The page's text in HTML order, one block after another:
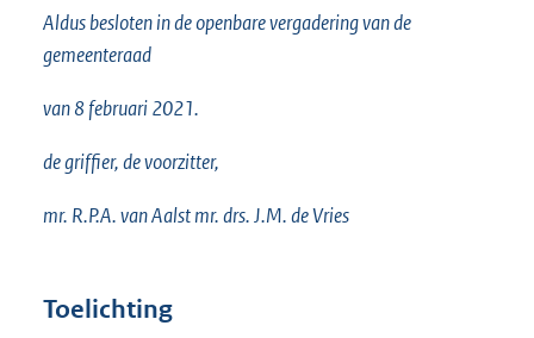
Aldus besloten in de openbare vergadering van de
gemeenteraad
van 8 februari 2021.
de griffier, de voorzitter,
mr. R.P.A. van Aalst mr. drs. J.M. de Vries
Toelichting